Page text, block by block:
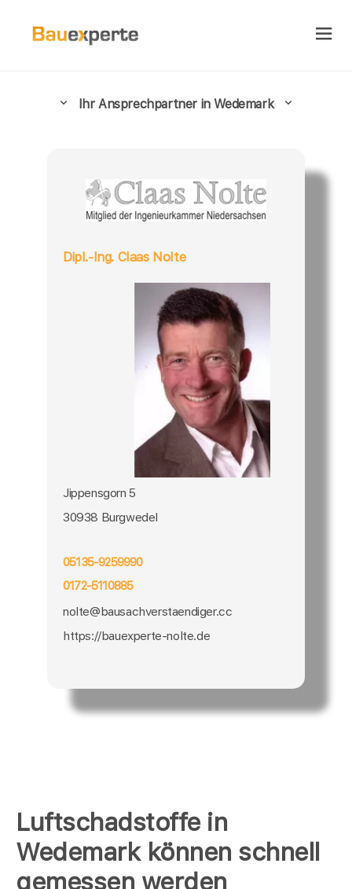
Luftschadstoffe in
Wedemark können schnell
gemessen werden
Ihr Ansprechpartner in Wedemark
Dipl.-Ing. Claas Nolte
Jippensgorn 5
30938 Burgwedel
05135-9259990
0172-5110885
nolte@bausachverstaendiger.cc
https://bauexperte-nolte.de